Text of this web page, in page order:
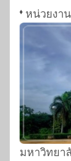
หน่วยงา
มหาวิทยา